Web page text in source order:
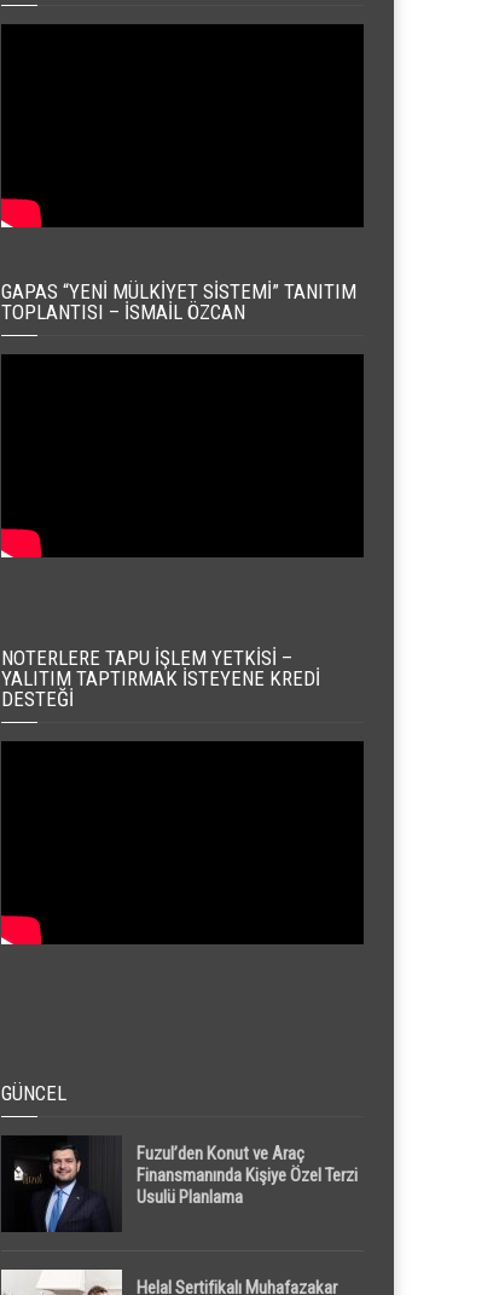
GAPAS “YENI MÜLKIYET SISTEMI” TANITIM
TOPLANTISI – İSMAIL ÖZCAN
NOTERLERE TAPU İŞLEM YETKISI –
YALITIM TAPTIRMAK İSTEYENE KREDI
DESTEĞI
GÜNCEL
Fuzul’den Konut ve Araç
Finansmanında Kişiye Özel Terzi
Usulü Planlama
Helal Sertifikalı Muhafazakar